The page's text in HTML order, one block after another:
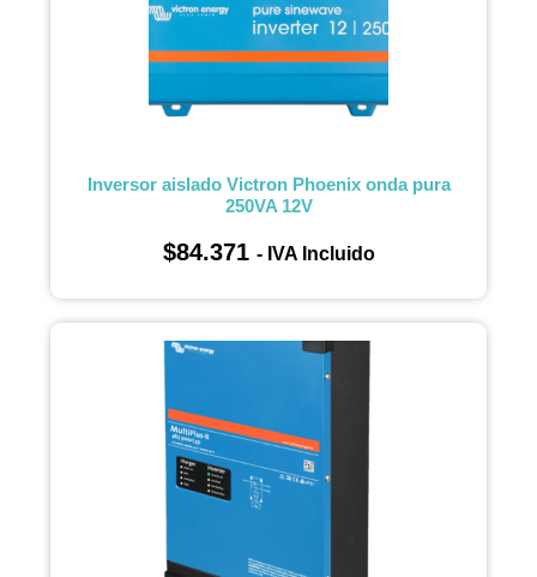
Inversor aislado Victron Phoenix onda pura
250VA 12V
$84.371 - IVA Incluido